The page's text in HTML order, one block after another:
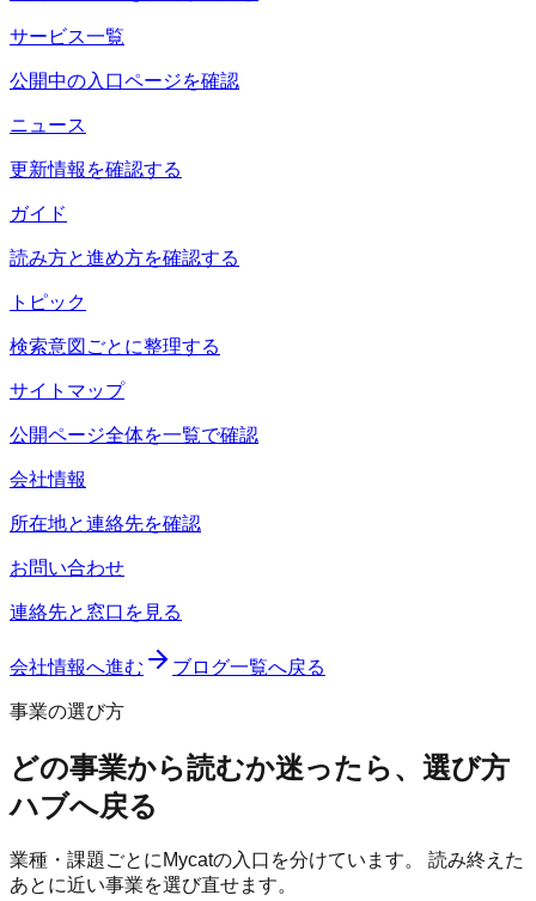
サービス一覧
公開中の入口ページを確認
ニュース
更新情報を確認する
ガイド
読み方と進め方を確認する
トピック
検索意図ごとに整理する
サイトマップ
公開ページ全体を一覧で確認
会社情報
所在地と連絡先を確認
お問い合わせ
連絡先と窓口を見る
会社情報へ進む ブログ一覧へ戻る
事業の選び方
どの事業から読むか迷ったら、選び方
ハブへ戻る
業種・課題ごとにMycatの入口を分けています。 読み終えた
あとに近い事業を選び直せます。